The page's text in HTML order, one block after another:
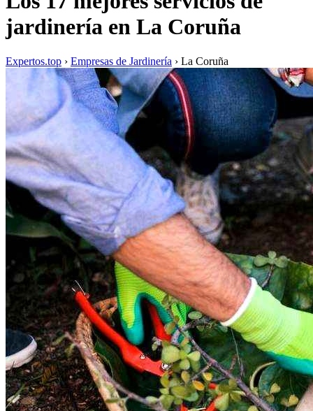
jardinería en La Coruña
Expertos.top › Empresas de Jardinería › La Coruña